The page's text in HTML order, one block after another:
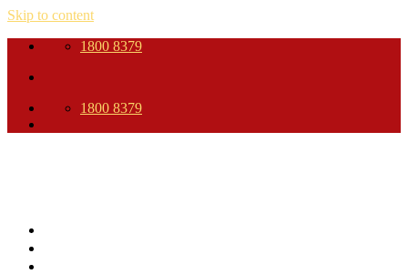
Skip to content
1800 8379
1800 8379